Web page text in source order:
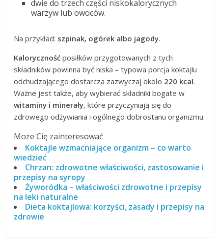
dwie do trzech części niskokalorycznych
warzyw lub owoców.
Na przykład: szpinak, ogórek albo jagody.
Kaloryczność posiłków przygotowanych z tych
składników powinna być niska – typowa porcja koktajlu
odchudzającego dostarcza zazwyczaj około 220 kcal.
Ważne jest także, aby wybierać składniki bogate w
witaminy i minerały, które przyczyniają się do
zdrowego odżywiania i ogólnego dobrostanu organizmu.
Może Cię zainteresować
Koktajle wzmacniające organizm – co warto
wiedzieć
Chrzan: zdrowotne właściwości, zastosowanie i
przepisy na syropy
Żyworódka – właściwości zdrowotne i przepisy
na leki naturalne
Dieta koktajlowa: korzyści, zasady i przepisy na
zdrowie